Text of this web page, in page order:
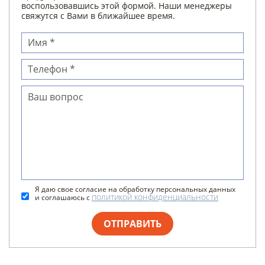
воспользовавшись этой формой. Наши менеджеры
свяжутся с Вами в ближайшее время.
Я даю свое согласие на обработку персональных данных
и соглашаюсь с политикой конфиденциальности
ОТПРАВИТЬ